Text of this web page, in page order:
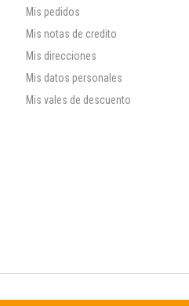
Mis pedidos
Mis notas de credito
Mis direcciones
Mis datos personales
Mis vales de descuento